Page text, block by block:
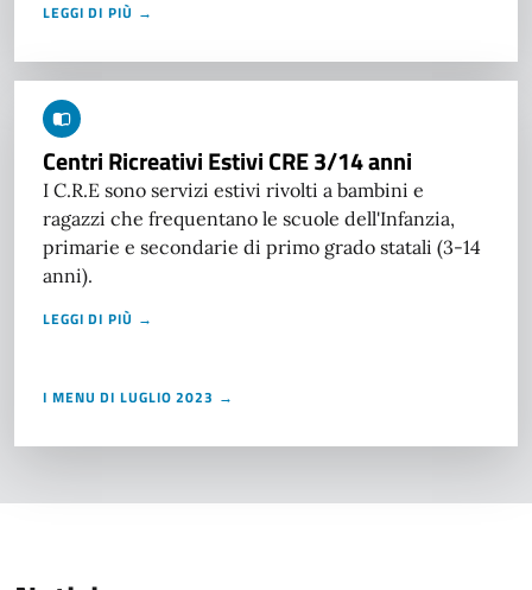
LEGGI DI PIÙ →
Centri Ricreativi Estivi CRE 3/14 anni
I C.R.E sono servizi estivi rivolti a bambini e
ragazzi che frequentano le scuole dell'Infanzia,
primarie e secondarie di primo grado statali (3-14
anni).
LEGGI DI PIÙ →
I MENU DI LUGLIO 2023 →